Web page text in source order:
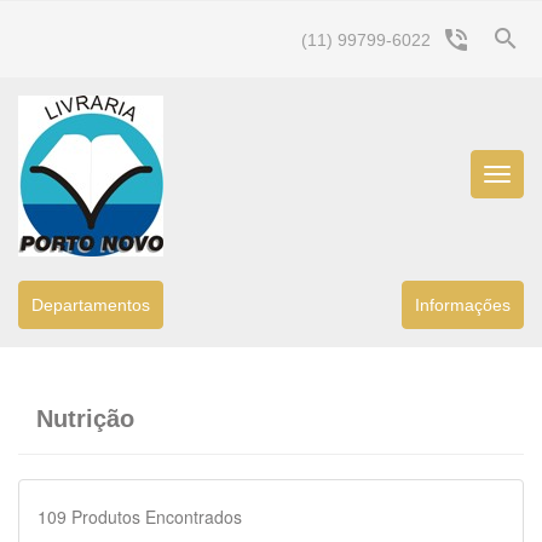
search
(11) 99799-6022 phone_in_talk
Menu
Departamentos Informaçőes
Nutrição
109 Produtos Encontrados